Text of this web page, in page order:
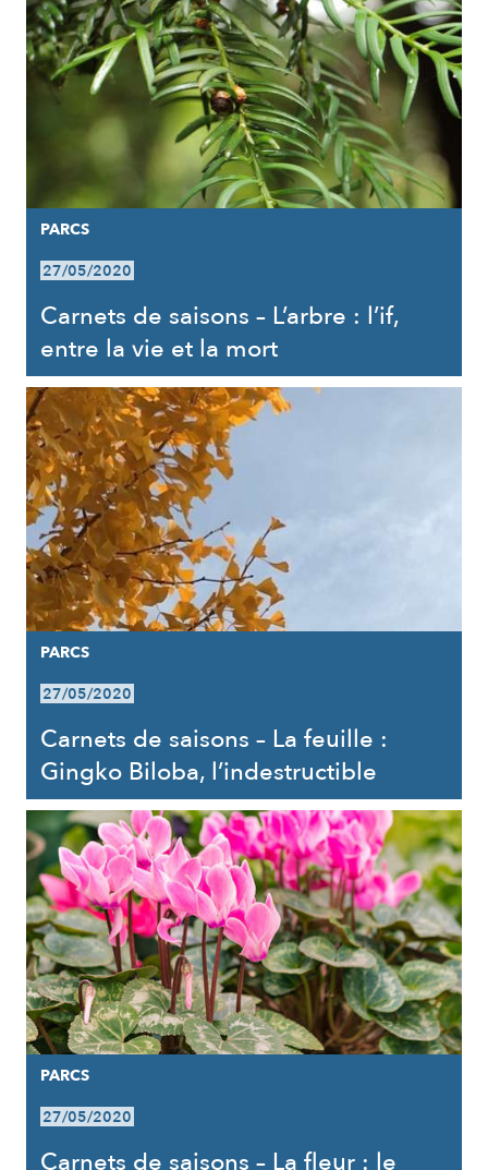
PARCS
27/05/2020
Carnets de saisons – L’arbre : l’if,
entre la vie et la mort
PARCS
27/05/2020
Carnets de saisons – La feuille :
Gingko Biloba, l’indestructible
PARCS
27/05/2020
Carnets de saisons – La fleur : le